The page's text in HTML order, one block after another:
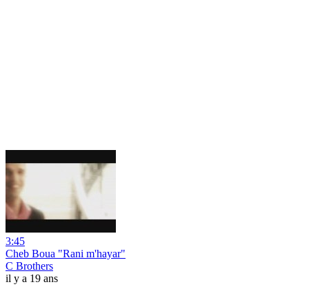
3:45
Cheb Boua "Rani m'hayar"
C Brothers
il y a 19 ans